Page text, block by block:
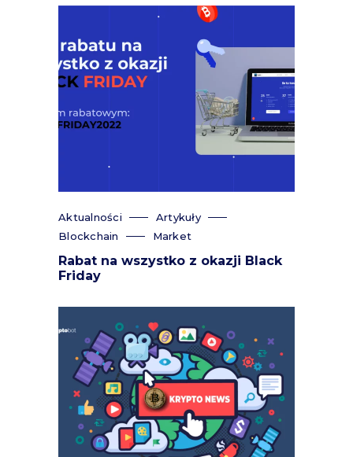
Aktualności
Artykuły
Blockchain
Market
Rabat na wszystko z okazji Black
Friday